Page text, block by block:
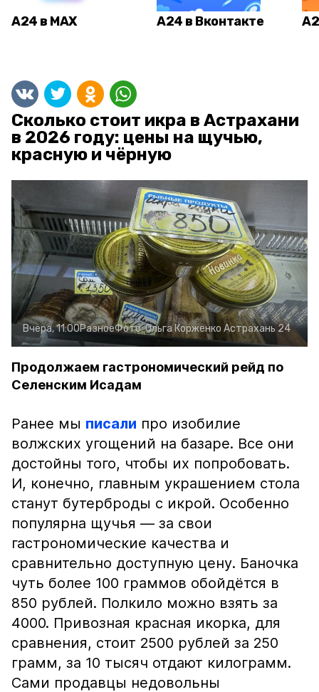
А24 в MAX А24 в Вконтакте
Сколько стоит икра в Астрахани
в 2026 году: цены на щучью,
красную и чёрную
Вчера, 11:00РазноеФото:Ольга Корженко Астрахань 24
Продолжаем гастрономический рейд по
Селенским Исадам
Ранее мы писали про изобилие
волжских угощений на базаре. Все они
достойны того, чтобы их попробовать.
И, конечно, главным украшением стола
станут бутерброды с икрой. Особенно
популярна щучья — за свои
гастрономические качества и
сравнительно доступную цену. Баночка
чуть более 100 граммов обойдётся в
850 рублей. Полкило можно взять за
4000. Привозная красная икорка, для
сравнения, стоит 2500 рублей за 250
грамм, за 10 тысяч отдают килограмм.
Сами продавцы недовольны